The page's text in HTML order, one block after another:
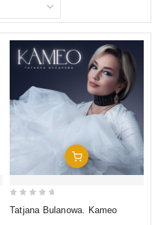
In Den Warenkorb
out
Tatjana Bulanowa. Kameo